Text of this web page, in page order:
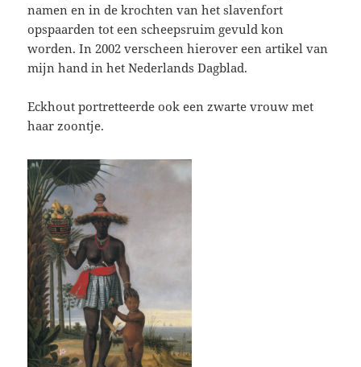
namen en in de krochten van het slavenfort
opspaarden tot een scheepsruim gevuld kon
worden. In 2002 verscheen hierover een artikel van
mijn hand in het Nederlands Dagblad.
Eckhout portretteerde ook een zwarte vrouw met
haar zoontje.